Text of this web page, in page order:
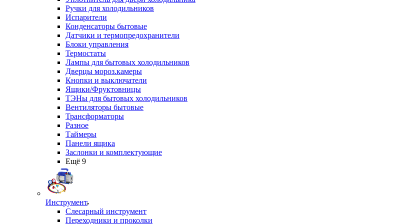
Ручки для холодильников
Испарители
Конденсаторы бытовые
Датчики и термопредохранители
Блоки управления
Термостаты
Лампы для бытовых холодильников
Дверцы мороз.камеры
Кнопки и выключатели
Ящики/Фруктовницы
ТЭНы для бытовых холодильников
Вентиляторы бытовые
Трансформаторы
Разное
Таймеры
Панели ящика
Заслонки и комплектующие
Ещё 9
Инструмент
Слесарный инструмент
Переходники и проколки